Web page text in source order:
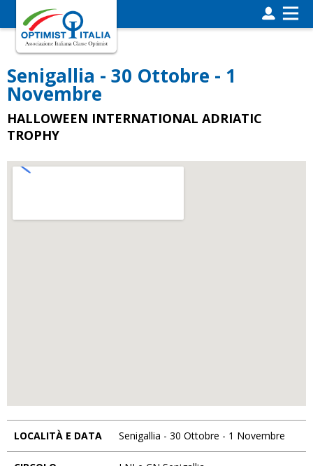
Senigallia - 30 Ottobre - 1
Novembre
HALLOWEEN INTERNATIONAL ADRIATIC
TROPHY
LOCALITÀ E DATA Senigallia - 30 Ottobre - 1 Novembre